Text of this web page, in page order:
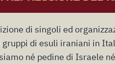
di singoli ed
gruppi di esuli iraniani in
né pedine di Israele